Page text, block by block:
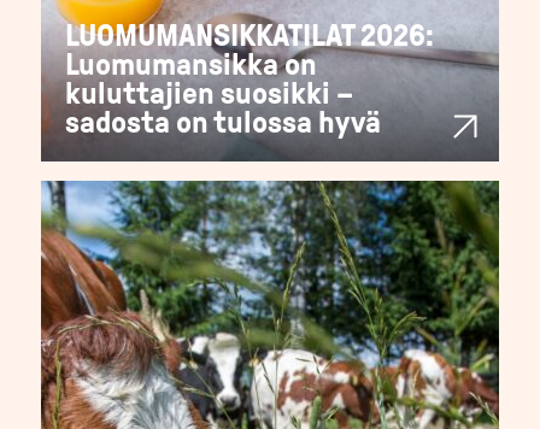
LUOMUMANSIKKATILAT 2026:
Luomumansikka on
kuluttajien suosikki –
sadosta on tulossa hyvä